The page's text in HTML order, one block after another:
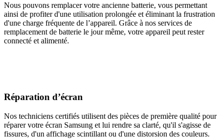
Nous pouvons remplacer votre ancienne batterie, vous permettant
ainsi de profiter d'une utilisation prolongée et éliminant la frustration
d'une charge fréquente de l’appareil. Grâce à nos services de
remplacement de batterie le jour même, votre appareil peut rester
connecté et alimenté.
Réparation d’écran
Nos techniciens certifiés utilisent des pièces de première qualité pour
réparer votre écran Samsung et lui rendre sa clarté, qu'il s'agisse de
fissures, d'un affichage scintillant ou d'une distorsion des couleurs.